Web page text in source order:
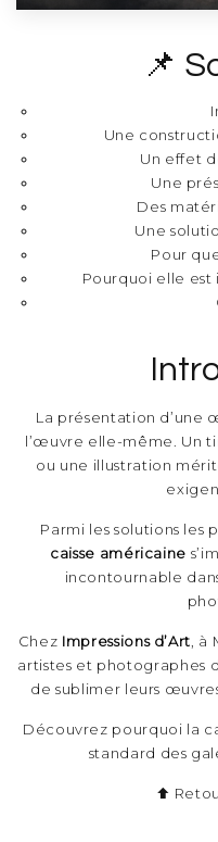
📌
Une
Un effet
Une
Des
Une
Pour
Pourquoi elle est
La présentation d’une
l’œuvre elle-même. Un
ou une illustration
Parmi les solutions les
caisse américaine
incontournable
Chez Impressions d’Art, à
artistes et photographes
de sublimer leurs
Découvrez pourquoi la
standard des
⬆